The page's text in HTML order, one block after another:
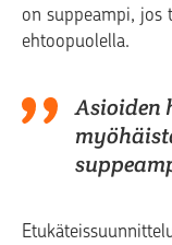
on suppeampi, jos
ehtoopuolella.
Asioiden